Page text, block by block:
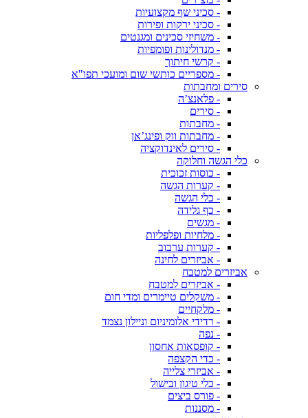
- סכיני שף מקצועיות
- סכיני ירקות ופירות
- משחיזי סכינים ומגנטים
- מנדולינות ופומפיות
- קרשי חיתוך
- מספריים כותשי שום ומועכי תפו"א
סירים ומחבתות
- פלאנצ’ה
- סירים
- מחבתות
- מחבתות ווק ופינג’אן
- סירים לאינדוקציה
כלי הגשה וחלוקה
- כוסות זכוכית
- קערות הגשה
- כלי הגשה
- כף גלידה
- מגשים
- מלחיות ופלפליות
- קערות ערבוב
- אביזרים לחינה
אביזרים למטבח
- אביזרים למטבח
- משקלים טיימרים ומדי חום
- מלקחיים
- רדידי אלומיניום וניילון נצמד
- נפה
- קופסאות אחסון
- כדי הקצפה
- אביזרי צלייה
- כלי טיגון ובישול
- פורס ביצים
- מסננות